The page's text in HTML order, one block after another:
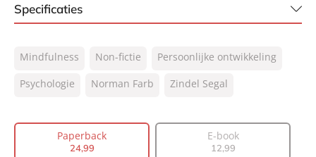
Specificaties
NUR:
770
Type:
Paperback
Vertaler:
Tjitske Kummer
Mindfulness Non-fictie
Persoonlijke ontwikkeling
Psychologie
Norman Farb Zindel Segal
Paperback
24,99
E-book
12,99